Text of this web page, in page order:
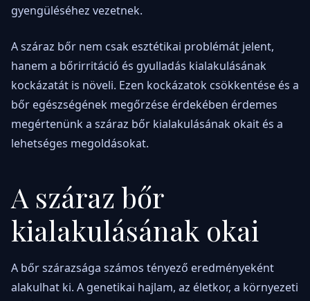
gyengüléséhez vezetnek.
A száraz bőr nem csak esztétikai problémát jelent,
hanem a bőrirritáció és gyulladás kialakulásának
kockázatát is növeli. Ezen kockázatok csökkentése és a
bőr egészségének megőrzése érdekében érdemes
megértenünk a száraz bőr kialakulásának okait és a
lehetséges megoldásokat.
A száraz bőr
kialakulásának okai
A bőr szárazsága számos tényező eredményeként
alakulhat ki. A genetikai hajlam, az életkor, a környezeti